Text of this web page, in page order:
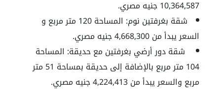
10,364,587جنيه مصري.
شقة بغرفتين نوم: المساحة120 متر مربع و
السعر يبدأ من4,668,300جنيه مصري.
شقة دور أرضي بغرفتين مع حديقة: المساحة
104 متر مربع بالإضافة إلى حديقة بمساحة 51 متر
مربع والسعر يبدأ من4,224,413جنيه مصري.